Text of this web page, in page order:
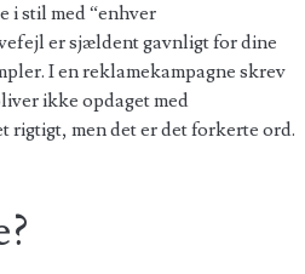
i stil med “enhver
er sjældent gavnligt for dine
I en reklamekampagne skrev
ikke opdaget med
rigtigt, men det er det forkerte ord.